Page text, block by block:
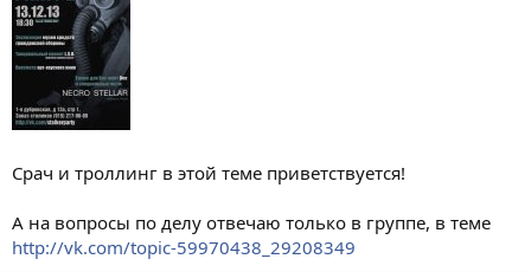
Срач и троллинг в этой теме приветствуется!
А на вопросы по делу отвечаю только в группе, в теме
http://vk.com/topic-59970438_29208349